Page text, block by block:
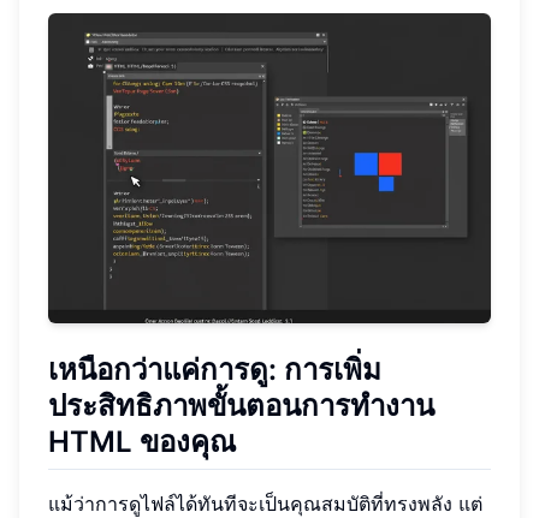
เหนือกว่าแค่การดู: การเพิ่ม
ประสิทธิภาพขั้นตอนการทำงาน
HTML ของคุณ
แม้ว่าการดูไฟล์ได้ทันทีจะเป็นคุณสมบัติที่ทรงพลัง แต่